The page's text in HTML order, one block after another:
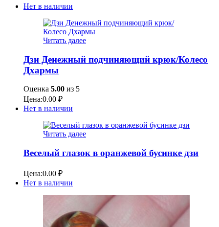
Нет в наличии
Читать далее
Дзи Денежный подчиняющий крюк/Колесо
Дхармы
Оценка 5.00 из 5
Цена:0.00 ₽
Нет в наличии
Читать далее
Веселый глазок в оранжевой бусинке дзи
Цена:0.00 ₽
Нет в наличии